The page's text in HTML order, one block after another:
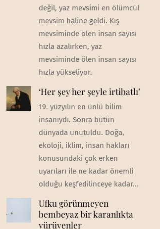
değil, yaz mevsimi en ölümcül
mevsim haline geldi. Kış
mevsiminde ölen insan sayısı
hızla azalırken, yaz
mevsiminde ölen insan sayısı
hızla yükseliyor.
‘Her şey her şeyle irtibatlı’
19. yüzyılın en ünlü bilim
insanıydı. Sonra bütün
dünyada unutuldu. Doğa,
ekoloji, iklim, insan hakları
konusundaki çok erken
uyarıları ile ne kadar önemli
olduğu keşfedilinceye kadar...
Ufku görünmeyen
bembeyaz bir karanlıkta
yürüyenler